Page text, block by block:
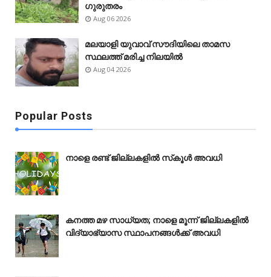
ഗുരുതരം
Aug 06 2026
മലയാളി യുവാവ് സൗദിയിലെ താമസ
സ്ഥലത്ത് മരിച്ച നിലയിൽ
Aug 04 2026
Popular Posts
നാളെ രണ്ട് ജില്ലകളിൽ സ്‌കൂൾ അവധി
കനത്ത മഴ സാധ്യത; നാളെ മൂന്ന് ജില്ലകളിൽ
വിദ്യാഭ്യാസ സ്ഥാപനങ്ങൾക്ക് അവധി